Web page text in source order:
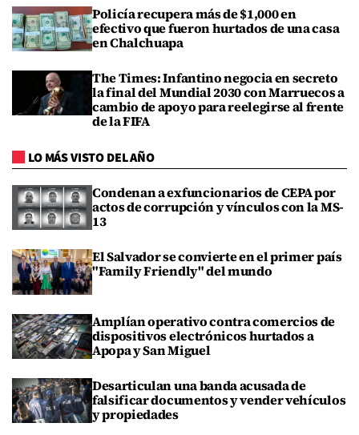
Policía recupera más de $1,000 en
efectivo que fueron hurtados de una casa
en Chalchuapa
The Times: Infantino negocia en secreto
la final del Mundial 2030 con Marruecos a
cambio de apoyo para reelegirse al frente
de la FIFA
LO MÁS VISTO DEL AÑO
Condenan a exfuncionarios de CEPA por
actos de corrupción y vínculos con la MS-
13
El Salvador se convierte en el primer país
"Family Friendly" del mundo
Amplían operativo contra comercios de
dispositivos electrónicos hurtados a
Apopa y San Miguel
Desarticulan una banda acusada de
falsificar documentos y vender vehículos
y propiedades